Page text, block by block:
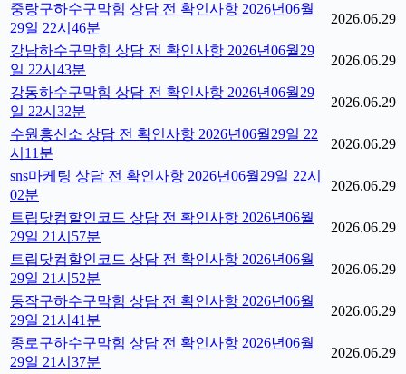
중랑구하수구막힘 상담 전 확인사항 2026년06월
29일 22시46분
2026.06.29
강남하수구막힘 상담 전 확인사항 2026년06월29
일 22시43분
2026.06.29
강동하수구막힘 상담 전 확인사항 2026년06월29
일 22시32분
2026.06.29
수원흥신소 상담 전 확인사항 2026년06월29일 22
시11분
2026.06.29
sns마케팅 상담 전 확인사항 2026년06월29일 22시
02분
2026.06.29
트립닷컴할인코드 상담 전 확인사항 2026년06월
29일 21시57분
2026.06.29
트립닷컴할인코드 상담 전 확인사항 2026년06월
29일 21시52분
2026.06.29
동작구하수구막힘 상담 전 확인사항 2026년06월
29일 21시41분
2026.06.29
종로구하수구막힘 상담 전 확인사항 2026년06월
29일 21시37분
2026.06.29